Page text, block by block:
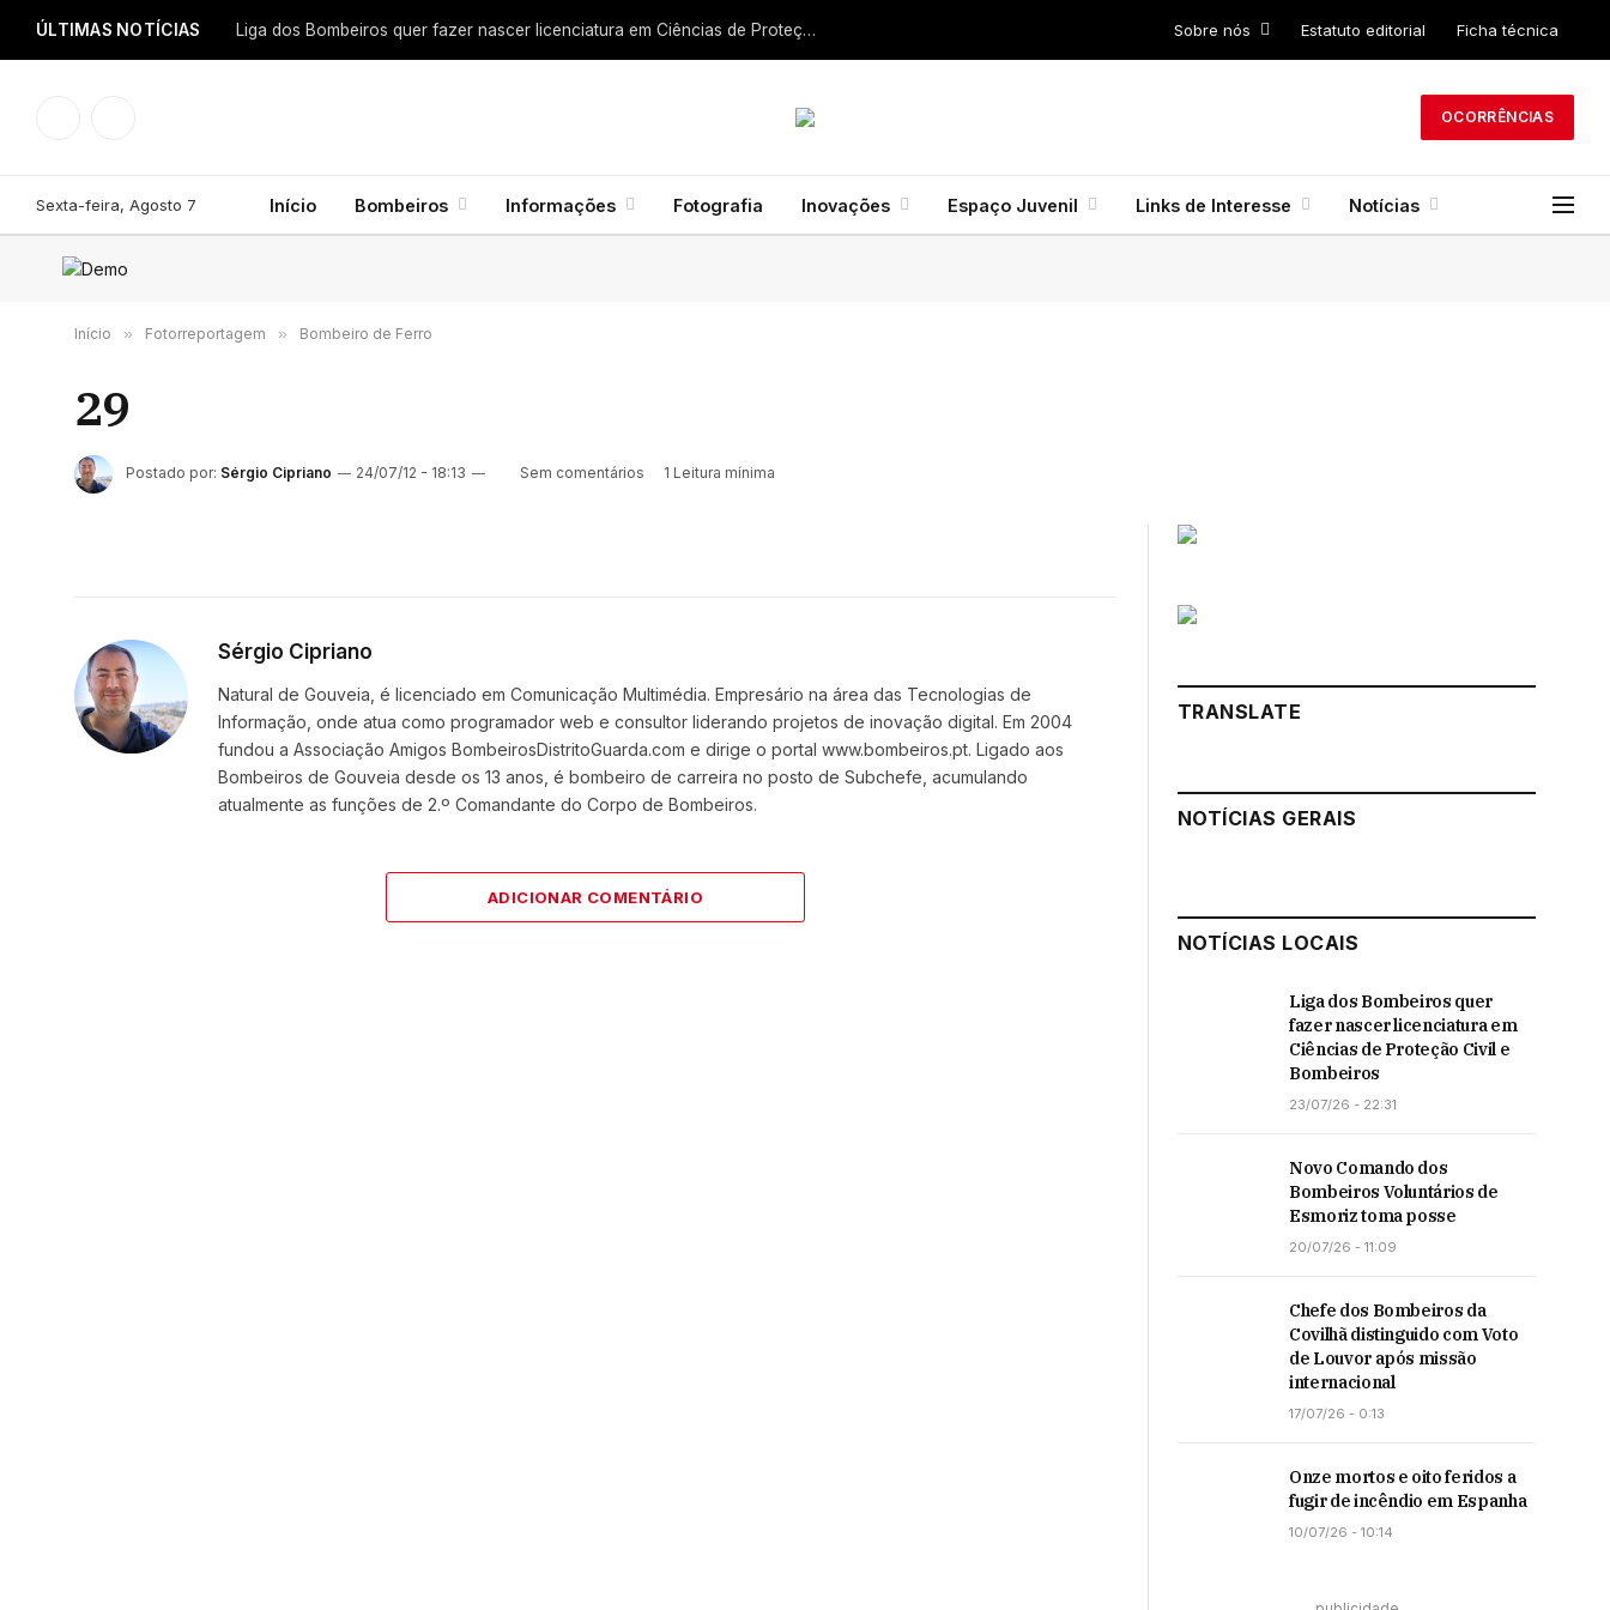
ÚLTIMAS NOTÍCIAS Liga dos Bombeiros quer fazer nascer licenciatura em Ciências de Proteção Civil e Bombeiros Sobre nós Estatuto editorial Ficha técnica
OCORRÊNCIAS
Sexta-feira, Agosto 7 Início Bombeiros Informações Fotografia Inovações Espaço Juvenil Links de Interesse Notícias
Início » Fotorreportagem » Bombeiro de Ferro
29
Postado por: Sérgio Cipriano 24/07/12 - 18:13 Sem comentários 1 Leitura mínima
Sérgio Cipriano
Natural de Gouveia, é licenciado em Comunicação Multimédia. Empresário na área das Tecnologias de
Informação, onde atua como programador web e consultor liderando projetos de inovação digital. Em 2004
fundou a Associação Amigos BombeirosDistritoGuarda.com e dirige o portal www.bombeiros.pt. Ligado aos
Bombeiros de Gouveia desde os 13 anos, é bombeiro de carreira no posto de Subchefe, acumulando
atualmente as funções de 2.º Comandante do Corpo de Bombeiros.
ADICIONAR COMENTÁRIO
TRANSLATE
NOTÍCIAS GERAIS
NOTÍCIAS LOCAIS
Liga dos Bombeiros quer
fazer nascer licenciatura em
Ciências de Proteção Civil e
Bombeiros
23/07/26 - 22:31
Novo Comando dos
Bombeiros Voluntários de
Esmoriz toma posse
20/07/26 - 11:09
Chefe dos Bombeiros da
Covilhã distinguido com Voto
de Louvor após missão
internacional
17/07/26 - 0:13
Onze mortos e oito feridos a
fugir de incêndio em Espanha
10/07/26 - 10:14